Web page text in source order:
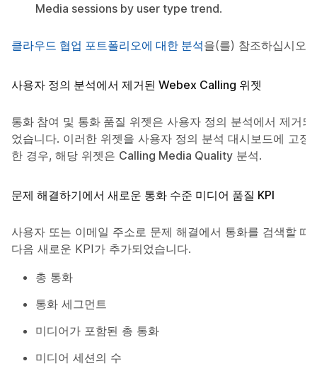
Media sessions by user type trend.
클라우드 협업 포트폴리오에 대한 분석을(를) 참조하십시오.
사용자 정의 분석에서 제거된 Webex Calling 위젯
통화 참여 및 통화 품질 위젯은 사용자 정의 분석에서 제거되
었습니다. 이러한 위젯을 사용자 정의 분석 대시보드에 고정
한 경우, 해당 위젯은 Calling Media Quality 분석.
문제 해결하기에서 새로운 통화 수준 미디어 품질 KPI
사용자 또는 이메일 주소로 문제 해결에서 통화를 검색할 때
다음 새로운 KPI가 추가되었습니다.
총 통화
통화 세그먼트
미디어가 포함된 총 통화
미디어 세션의 수